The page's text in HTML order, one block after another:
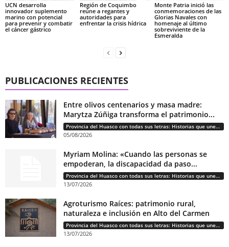
UCN desarrolla
innovador suplemento
marino con potencial
para prevenir y combatir
el cáncer gástrico
Región de Coquimbo
reúne a regantes y
autoridades para
enfrentar la crisis hídrica
Monte Patria inició las
conmemoraciones de las
Glorias Navales con
homenaje al último
sobreviviente de la
Esmeralda
PUBLICACIONES RECIENTES
Entre olivos centenarios y masa madre:
Marytza Zúñiga transforma el patrimonio...
Provincia del Huasco con todas sus letras: Historias que unen cultura, diversidad e identidad
05/08/2026
Myriam Molina: «Cuando las personas se
empoderan, la discapacidad da paso...
Provincia del Huasco con todas sus letras: Historias que unen cultura, diversidad e identidad
13/07/2026
Agroturismo Raíces: patrimonio rural,
naturaleza e inclusión en Alto del Carmen
Provincia del Huasco con todas sus letras: Historias que unen cultura, diversidad e identidad
13/07/2026